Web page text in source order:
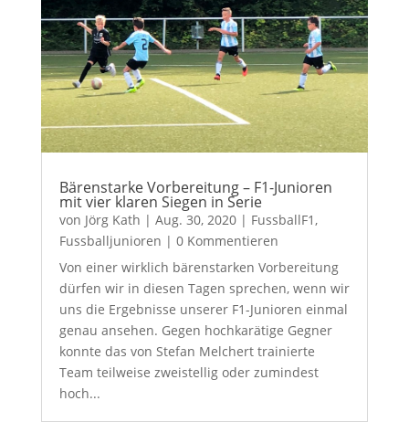
Bärenstarke Vorbereitung – F1-Junioren
mit vier klaren Siegen in Serie
von Jörg Kath | Aug. 30, 2020| FussballF1 ,
Fussballjunioren | 0 Kommentieren
Von einer wirklich bärenstarken Vorbereitung
dürfen wir in diesen Tagen sprechen, wenn wir
uns die Ergebnisse unserer F1-Junioren einmal
genau ansehen. Gegen hochkarätige Gegner
konnte das von Stefan Melchert trainierte
Team teilweise zweistellig oder zumindest
hoch...